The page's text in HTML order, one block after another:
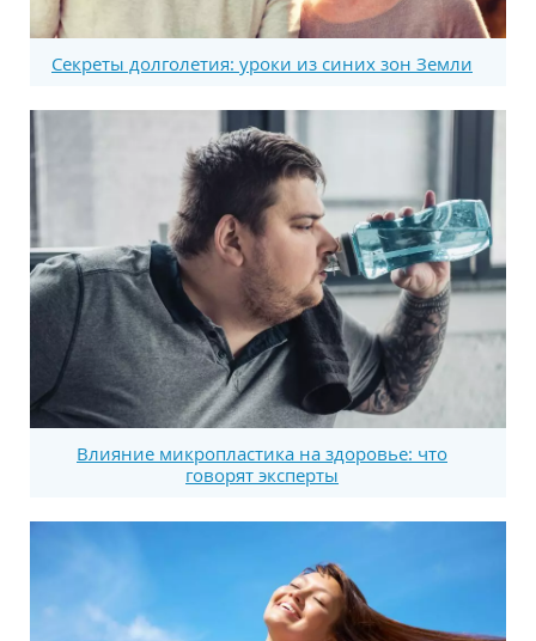
Секреты долголетия: уроки из синих зон Земли
Влияние микропластика на здоровье: что
говорят эксперты